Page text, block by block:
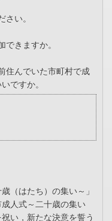
い。
きますか。
住んでいた市町村で成
ですか。
（はたち）の集い～」
人式～二十歳の集い
い，新たな決意を誓う